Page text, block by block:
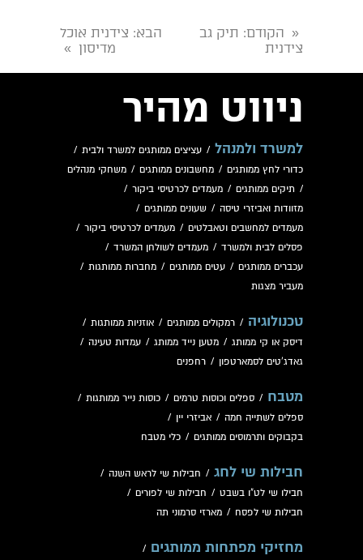
« הקודם: תיק גב
צידנית
הבא: צידנית אוכל
מדיסון
»
ניווט מהיר
למשרד ולמנהל / עציצים ממותגים למשרד ולבית /
כדורי לחץ ממותגים / מחשבונים ממותגים / משחקי מנהלים
/ תיקים ממותגים / מעמדים לכרטיסי ביקור /
מזוודות ואביזרי טיסה / שעונים ממותגים /
מעמדים למחשבים וטאבלטים / מעמדים לכרטיסי ביקור /
פסלים לבית ולמשרד / מעמדים לשולחן המשרד /
עכברים ממותגים / עטים ממותגים / מחברות ממותגות /
מעביר מצגות
טכנולוגיה / רמקולים ממותגים / אוזניות ממותגות /
דיסק או קי ממותג / מטען נייד ממותג / עמדות טעינה /
גאדג'טים לסמארטפון / רחפנים
מטבח / ספלים וכוסות טרמים / כוסות נייר ממותגות /
ספלים לשתייה חמה / אביזרי יין /
בקבוקים ותרמוסים ממותגים / כלי מטבח
חבילות שי לחג / חבילות שי לראש השנה /
חבילו שי לט"ו בשבט / חבילות שי לפורים /
חבילות שי לפסח / מארזי סרמוני תה
מחזיקי מפתחות ממותגים /